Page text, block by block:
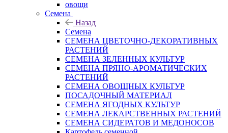
овощи
Семена
Назад
Семена
СЕМЕНА ЦВЕТОЧНО-ДЕКОРАТИВНЫХ
РАСТЕНИЙ
СЕМЕНА ЗЕЛЕННЫХ КУЛЬТУР
СЕМЕНА ПРЯНО-АРОМАТИЧЕСКИХ
РАСТЕНИЙ
СЕМЕНА ОВОЩНЫХ КУЛЬТУР
ПОСАДОЧНЫЙ МАТЕРИАЛ
СЕМЕНА ЯГОДНЫХ КУЛЬТУР
СЕМЕНА ЛЕКАРСТВЕННЫХ РАСТЕНИЙ
СЕМЕНА СИДЕРАТОВ И МЕДОНОСОВ